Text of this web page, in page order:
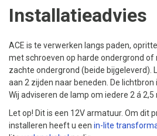
Installatieadvies
ACE is te verwerken langs paden,
met schroeven op harde ondergrond of
zachte ondergrond (beide bijgeleverd).
aan 2 zijden naar beneden. De lichtbron
Wij adviseren de lamp om iedere 2 á
Let op! Dit is een 12V armatuur. Om dit
installeren heeft u een in-lite